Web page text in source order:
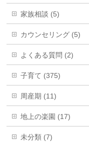
家族相談 (5)
カウンセリング (5)
よくある質問 (2)
子育て (375)
周産期 (11)
地上の楽園 (17)
未分類 (7)